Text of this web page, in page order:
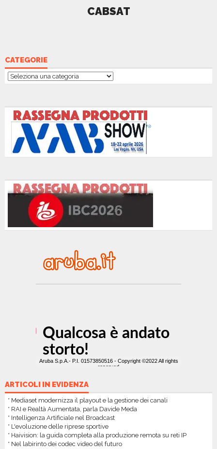
CABSAT
CATEGORIE
Categorie
ARTICOLI IN EVIDENZA
* Mediaset modernizza il playout e la gestione dei canali
* RAI e Realtà Aumentata, parla Davide Meda
* Intelligenza Artificiale nel Broadcast
* L'evoluzione delle riprese sportive
* Haivision: la guida completa alla produzione remota su reti IP
* Nel labirinto dei codec video del futuro